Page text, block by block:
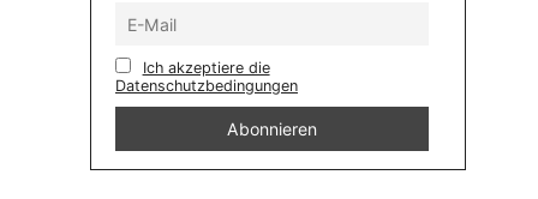
Ich akzeptiere die
Datenschutzbedingungen